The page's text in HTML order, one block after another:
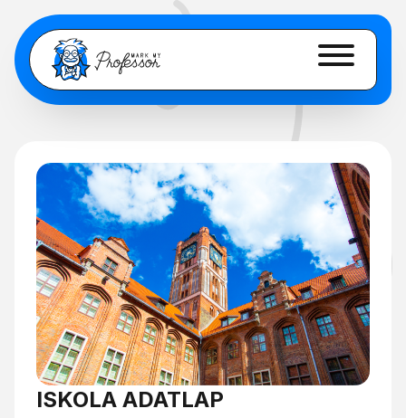
ISKOLA ADATLAP